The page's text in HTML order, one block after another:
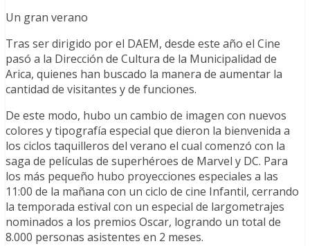
Un gran verano
Tras ser dirigido por el DAEM, desde este año el Cine
pasó a la Dirección de Cultura de la Municipalidad de
Arica, quienes han buscado la manera de aumentar la
cantidad de visitantes y de funciones.
De este modo, hubo un cambio de imagen con nuevos
colores y tipografía especial que dieron la bienvenida a
los ciclos taquilleros del verano el cual comenzó con la
saga de películas de superhéroes de Marvel y DC. Para
los más pequeño hubo proyecciones especiales a las
11:00 de la mañana con un ciclo de cine Infantil, cerrando
la temporada estival con un especial de largometrajes
nominados a los premios Oscar, logrando un total de
8.000 personas asistentes en 2 meses.